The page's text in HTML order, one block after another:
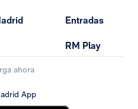
Entradas
RM Play
ahora
App